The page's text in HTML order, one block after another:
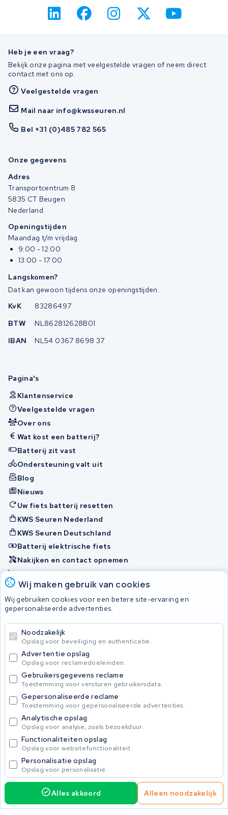
Opladers Accessoires
Wij maken gebruik van cookies
Wij gebruiken cookies voor een betere site-ervaring en
gepersonaliseerde advertenties.
Noodzakelijk
Opslag voor beveiliging en authenticatie.
Advertentie opslag
Opslag voor reclamedoeleinden.
Gebruikersgegevens reclame
Toestemming voor versturen gebruikersdata.
Gepersonaliseerde reclame
Toestemming voor gepersonaliseerde advertenties.
Analytische opslag
Opslag voor analyse, zoals bezoekduur.
Functionaliteiten opslag
Opslag voor websitefunctionaliteit.
Personalisatie opslag
Opslag voor personalisatie.
Alles akkoord Alleen noodzakelijk
865,00Incl. BTW Service aanvragen
Heb je een vraag?
Bekijk onze pagina met veelgestelde vragen of neem direct
contact met ons op.
Veelgestelde vragen
Mail naar info@kwsseuren.nl
Bel +31 (0)485 782 565
Onze gegevens
Adres
Transportcentrum 8
5835 CT Beugen
Nederland
Openingstijden
Maandag t/m vrijdag
9:00 - 12:00
13:00 - 17:00
Langskomen?
Dat kan gewoon tijdens onze openingstijden.
KvK
83286497
BTW
NL862812628B01
IBAN
NL54 0367 8698 37
Pagina's
Klantenservice
Veelgestelde vragen
Over ons
Wat kost een batterij?
Batterij zit vast
Ondersteuning valt uit
Blog
Nieuws
Uw fiets batterij resetten
KWS Seuren Nederland
KWS Seuren Deutschland
Batterij elektrische fiets
Nakijken en contact opnemen
Onherstelbaar
Accu's
© 2026 KWS Seuren
Algemene voorwaarden
Privacy Policy